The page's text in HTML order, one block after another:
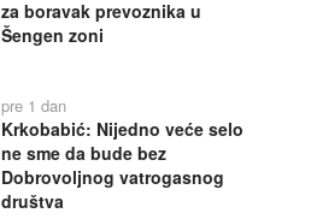
za boravak prevoznika u
Šengen zoni
pre 1 dan
Krkobabić: Nijedno veće selo
ne sme da bude bez
Dobrovoljnog vatrogasnog
društva